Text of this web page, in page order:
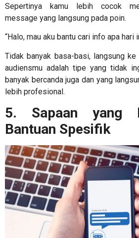
Sepertinya kamu lebih cocok
message yang langsung pada poin.
“Halo, mau aku bantu cari info apa hari
Tidak banyak basa-basi, langsung
audiensmu adalah tipe yang tidak
banyak bercanda juga dan yang
lebih profesional.
5. Sapaan yang
Bantuan Spesifik